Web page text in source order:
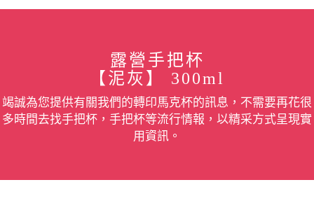
露營手把杯
【泥灰】 300ml
竭誠為您提供有關我們的轉印馬克杯的訊息，不需要再花很
多時間去找手把杯，手把杯等流行情報，以精采方式呈現實
用資訊。